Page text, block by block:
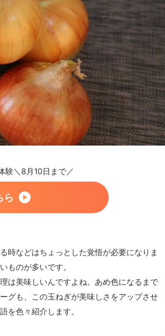
験＼8月10日まで／
ら
時などはちょっとした覚悟が必要になりま
ものが多いです。
は美味しいんですよね。あめ色になるまで
グも、この玉ねぎが美味しさをアップさせ
を色々紹介します。